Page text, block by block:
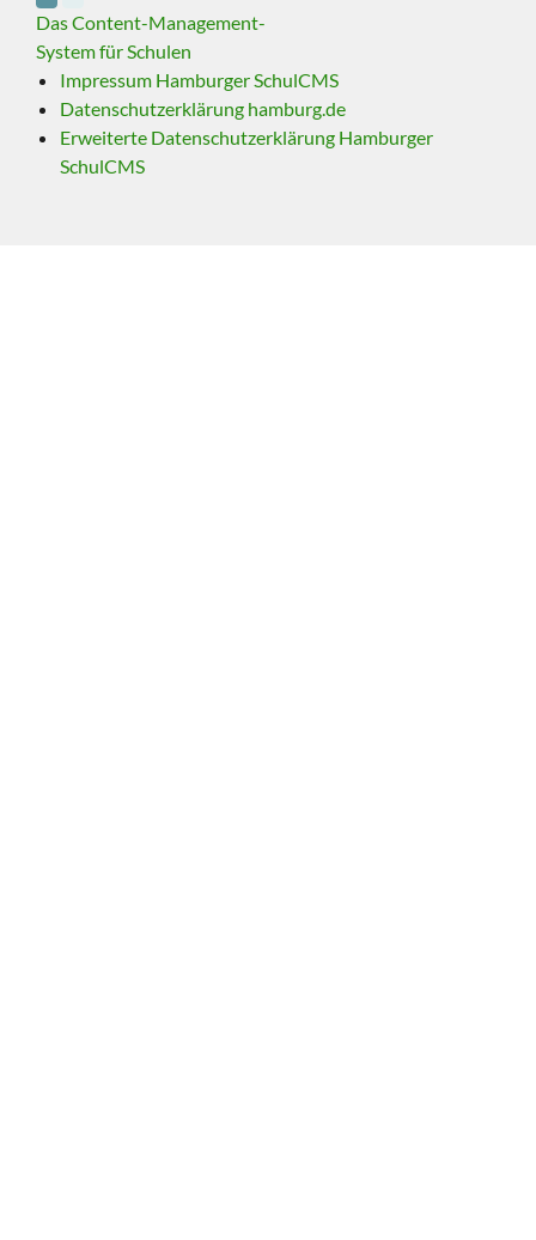
Das Content-Management-
System für Schulen
Impressum Hamburger SchulCMS
Datenschutzerklärung hamburg.de
Erweiterte Datenschutzerklärung Hamburger
SchulCMS